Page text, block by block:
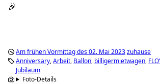
🎉
Am frühen Vormittag des 02. Mai 2023zuhause
Anniversary Arbeit Ballon billigermietwagen
Jubiläum
Foto-Details